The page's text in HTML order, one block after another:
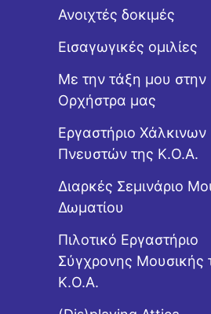
Ανοιχτές δοκιμές
Εισαγωγικές ομιλίες
Με την τάξη μου στην
Ορχήστρα μας
Εργαστήριo Χάλκινων
Πνευστών της Κ.Ο.Α.
Διαρκές Σεμινάριο
Δωματίου
Πιλοτικό Εργαστήριο
Σύγχρονης Μουσικής
Κ.Ο.Α.